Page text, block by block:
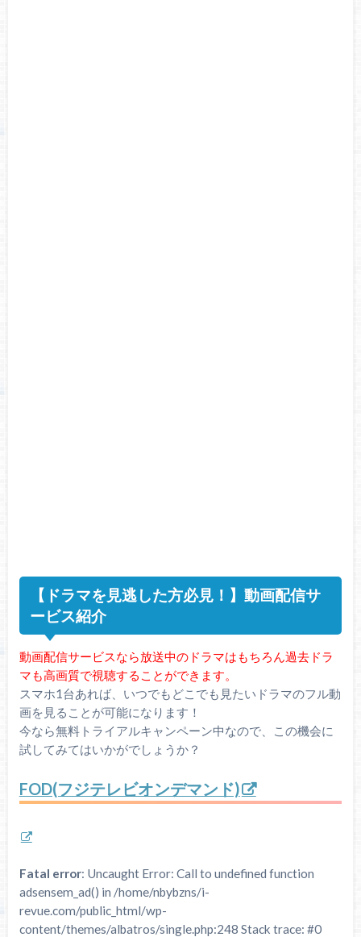
【ドラマを見逃した方必見！】動画配信サ
ービス紹介
動画配信サービスなら放送中のドラマはもちろん過去ドラ
マも高画質で視聴することができます。
スマホ1台あれば、いつでもどこでも見たいドラマのフル動
画を見ることが可能になります！
今なら無料トライアルキャンペーン中なので、この機会に
試してみてはいかがでしょうか？
FOD(フジテレビオンデマンド)
Fatal error: Uncaught Error: Call to undefined function
adsensem_ad() in /home/nbybzns/i-
revue.com/public_html/wp-
content/themes/albatros/single.php:248 Stack trace: #0